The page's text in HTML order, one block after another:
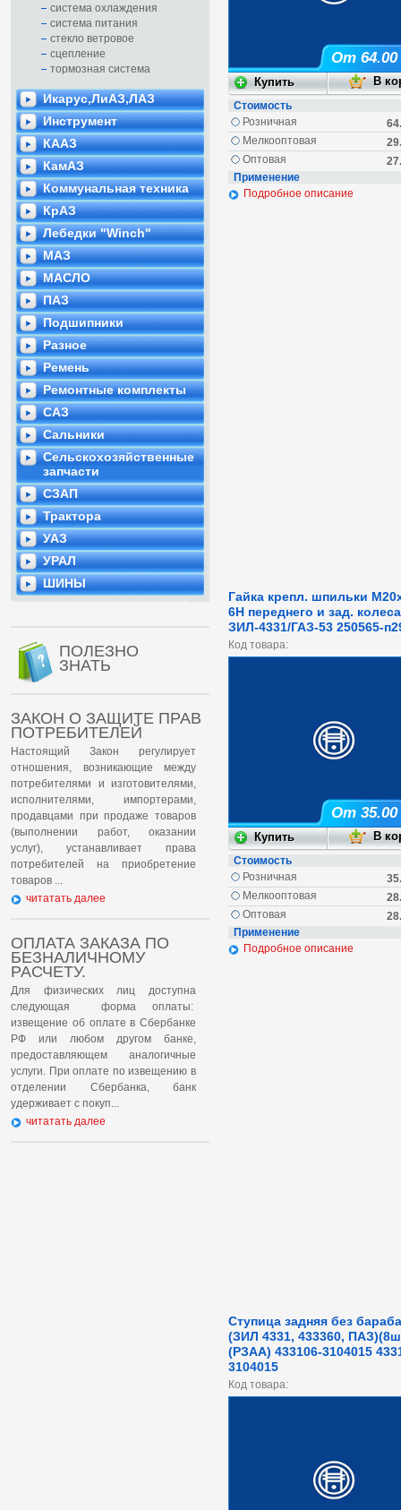
система охлаждения
система питания
стекло ветровое
сцепление
тормозная система
Икарус,ЛиАЗ,ЛАЗ
Инструмент
КААЗ
КамАЗ
Коммунальная техника
КрАЗ
Лебедки "Winch"
МАЗ
МАСЛО
ПАЗ
Подшипники
Разное
Ремень
Ремонтные комплекты
САЗ
Сальники
Сельскохозяйственные
запчасти
СЗАП
Трактора
УАЗ
УРАЛ
ШИНЫ
ПОЛЕЗНО
ЗНАТЬ
ЗАКОН О ЗАЩИТЕ ПРАВ
ПОТРЕБИТЕЛЕЙ
Настоящий Закон регулирует
отношения, возникающие между
потребителями и изготовителями,
исполнителями, импортерами,
продавцами при продаже товаров
(выполнении работ, оказании
услуг), устанавливает права
потребителей на приобретение
товаров ...
читатать далее
ОПЛАТА ЗАКАЗА ПО
БЕЗНАЛИЧНОМУ
РАСЧЕТУ.
Для физических лиц доступна
следующая форма оплаты:
извещение об оплате в Сбербанке
РФ или любом другом банке,
предоставляющем аналогичные
услуги. При оплате по извещению в
отделении Сбербанка, банк
удерживает с покуп...
читатать далее
От 64.00
Стоимость
Розничная
Мелкооптовая
Оптовая
Применение
Подробное описание
Гайка крепл. шпильки
6Н переднего и зад. колеса
ЗИЛ-4331/ГАЗ-53 250565-
Код товара:
От 35.00
Стоимость
Розничная
Мелкооптовая
Оптовая
Применение
Подробное описание
Ступица задняя без
(ЗИЛ 4331, 433360,
(РЗАА) 433106-3104015
3104015
Код товара: